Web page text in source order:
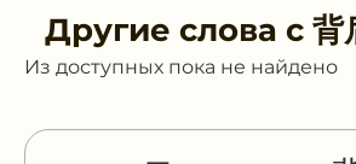
Другие слова с 背
Из доступных пока не найдено